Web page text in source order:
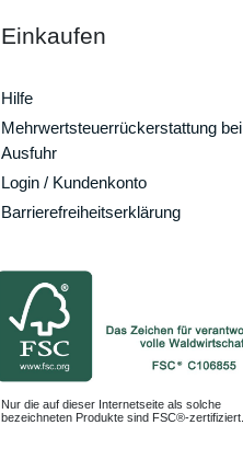
Einkaufen
Hilfe
Mehrwertsteuerrückerstattung bei
Ausfuhr
Login / Kundenkonto
Barrierefreiheitserklärung
Nur die auf dieser Internetseite als solche
bezeichneten Produkte sind FSC®-zertifiziert.